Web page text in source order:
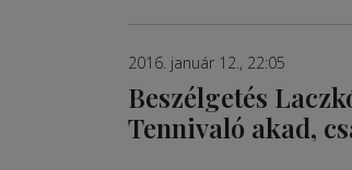
2016. január 12., 22:05
Beszélgetés
Tennivaló akad,